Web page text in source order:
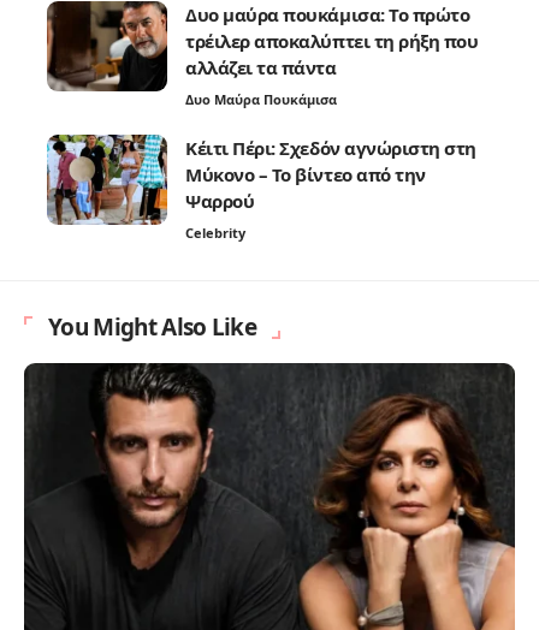
Δυο μαύρα πουκάμισα: Το πρώτο
τρέιλερ αποκαλύπτει τη ρήξη που
αλλάζει τα πάντα
Δυο Μαύρα Πουκάμισα
Κέιτι Πέρι: Σχεδόν αγνώριστη στη
Μύκονο – Το βίντεο από την
Ψαρρού
Celebrity
You Might Also Like